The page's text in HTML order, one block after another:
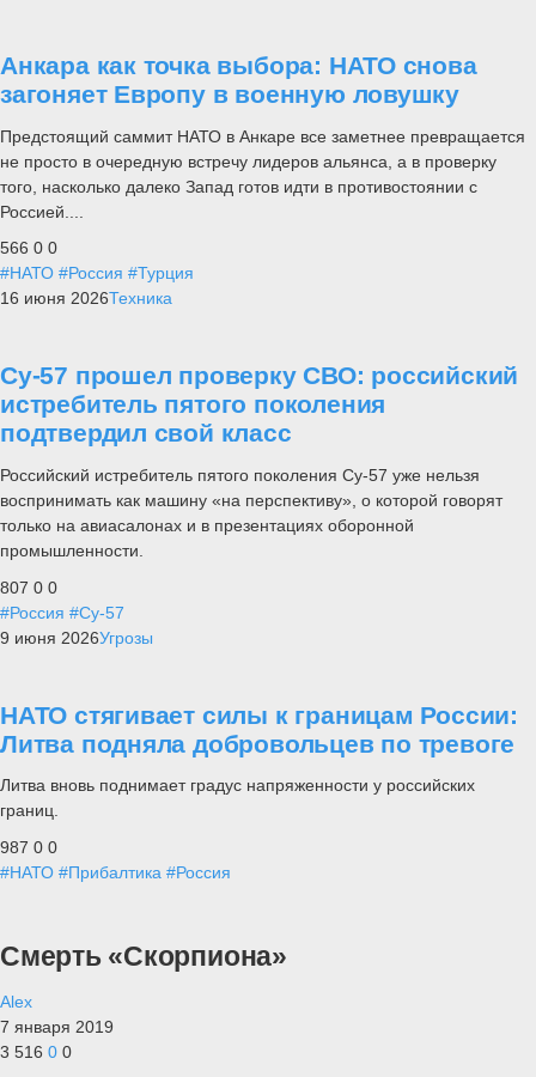
Анкара как точка выбора: НАТО снова
загоняет Европу в военную ловушку
Предстоящий саммит НАТО в Анкаре все заметнее превращается
не просто в очередную встречу лидеров альянса, а в проверку
того, насколько далеко Запад готов идти в противостоянии с
Россией....
566 0 0
#НАТО #Россия #Турция
16 июня 2026Техника
Су-57 прошел проверку СВО: российский
истребитель пятого поколения
подтвердил свой класс
Российский истребитель пятого поколения Су-57 уже нельзя
воспринимать как машину «на перспективу», о которой говорят
только на авиасалонах и в презентациях оборонной
промышленности.
807 0 0
#Россия #Су-57
9 июня 2026Угрозы
НАТО стягивает силы к границам России:
Литва подняла добровольцев по тревоге
Литва вновь поднимает градус напряженности у российских
границ.
987 0 0
#НАТО #Прибалтика #Россия
Смерть «Скорпиона»
Alex
7 января 2019
3 516 0 0